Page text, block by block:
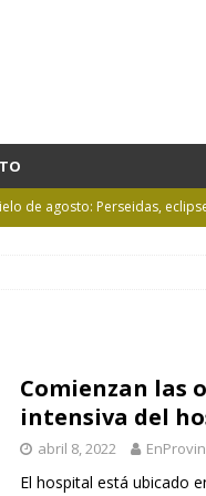
de agosto: Perseidas,
Comienzan las
intensiva del
abril 8, 2022
El hospital está ubicado